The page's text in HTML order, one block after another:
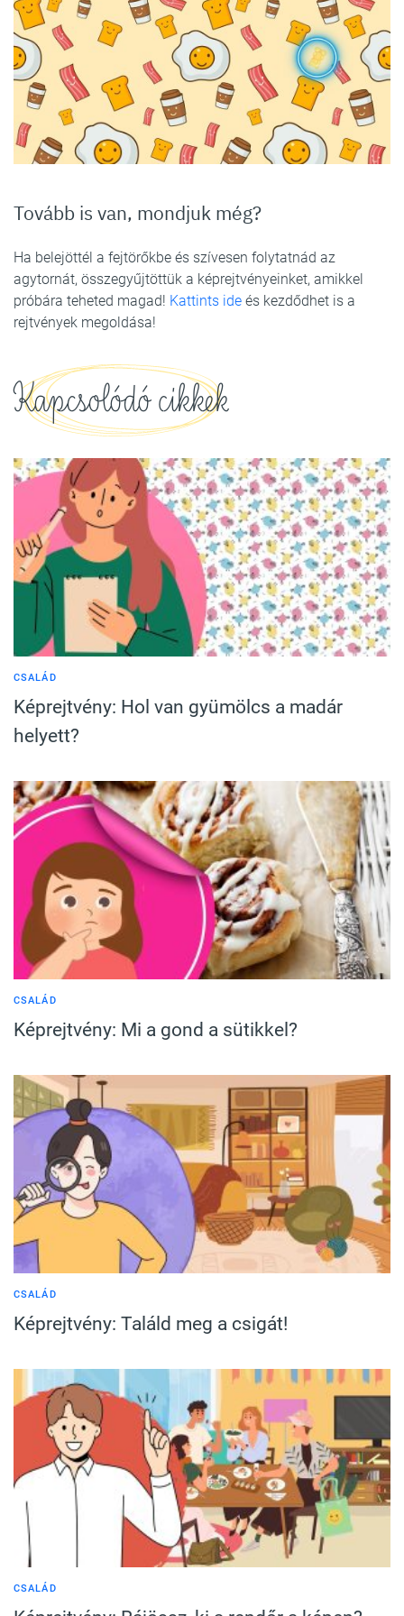
Tovább is van, mondjuk még?
Ha belejöttél a fejtörőkbe és szívesen folytatnád az
agytornát, összegyűjtöttük a képrejtvényeinket, amikkel
próbára teheted magad! Kattints ide és kezdődhet is a
rejtvények megoldása!
Kapcsolódó cikkek
CSALÁD
Képrejtvény: Hol van gyümölcs a madár
helyett?
CSALÁD
Képrejtvény: Mi a gond a sütikkel?
CSALÁD
Képrejtvény: Találd meg a csigát!
CSALÁD